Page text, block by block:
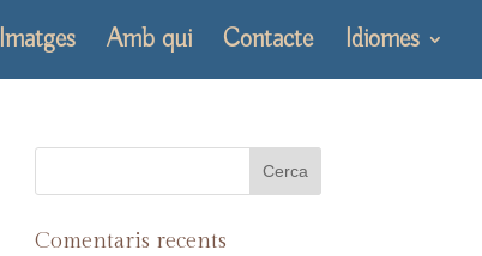
Imatges Amb qui Contacte Idiomes
Comentaris recents